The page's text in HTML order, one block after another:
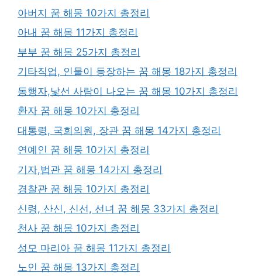
아버지 꿈 해몽 10가지 총정리
아내 꿈 해몽 11가지 총정리
부부 꿈 해몽 25가지 총정리
기타직업, 인물이 등장하는 꿈 해몽 18가지 총정리
동행자,낯선 사람이 나오는 꿈 해몽 10가지 총정리
환자 꿈 해몽 10가지 총정리
대통령, 국회의원, 장관 꿈 해몽 14가지 총정리
연예인 꿈 해몽 10가지 총정리
기자,법관 꿈 해몽 14가지 총정리
경찰관 꿈 해몽 10가지 총정리
신령, 산신, 신선, 선녀 꿈 해몽 33가지 총정리
천사 꿈 해몽 10가지 총정리
성모 마리아 꿈 해몽 11가지 총정리
노인 꿈 해몽 13가지 총정리